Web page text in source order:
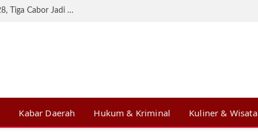
KONI Lampung Matangkan Persiapan BK PON 2028, Tiga Cabor Jadi Prioritas
Kabar Daerah Hukum & Kriminal Kuliner & Wisata